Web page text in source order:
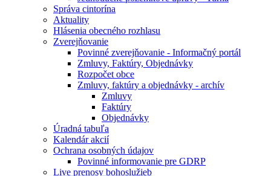
Správa cintorína
Aktuality
Hlásenia obecného rozhlasu
Zverejňovanie
Povinné zverejňovanie - Informačný portál
Zmluvy, Faktúry, Objednávky
Rozpočet obce
Zmluvy, faktúry a objednávky - archív
Zmluvy
Faktúry
Objednávky
Úradná tabuľa
Kalendár akcií
Ochrana osobných údajov
Povinné informovanie pre GDRP
Live prenosy bohoslužieb